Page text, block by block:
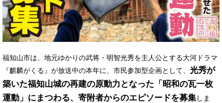
福知山市は、地元ゆかりの武将・明智光秀を主人公とする大河ドラマ
『麒麟がくる』が放送中の本年に、市民参加型企画として、 光秀が
築いた福知山城の再建の原動力となった「昭和の瓦一枚
運動」にまつわる、寄附者からのエピソードを募集 しま